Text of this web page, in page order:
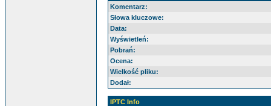
Komentarz:
Słowa kluczowe:
Data:
Wyświetleń:
Pobrań:
Ocena:
Wielkość pliku:
Dodał:
IPTC Info